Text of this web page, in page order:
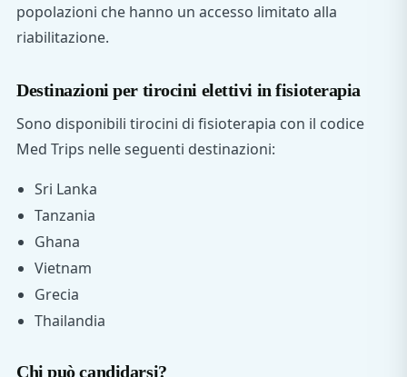
popolazioni che hanno un accesso limitato alla
riabilitazione.
Destinazioni per tirocini elettivi in fisioterapia
Sono disponibili tirocini di fisioterapia con il codice
Med Trips nelle seguenti destinazioni:
Sri Lanka
Tanzania
Ghana
Vietnam
Grecia
Thailandia
Chi può candidarsi?